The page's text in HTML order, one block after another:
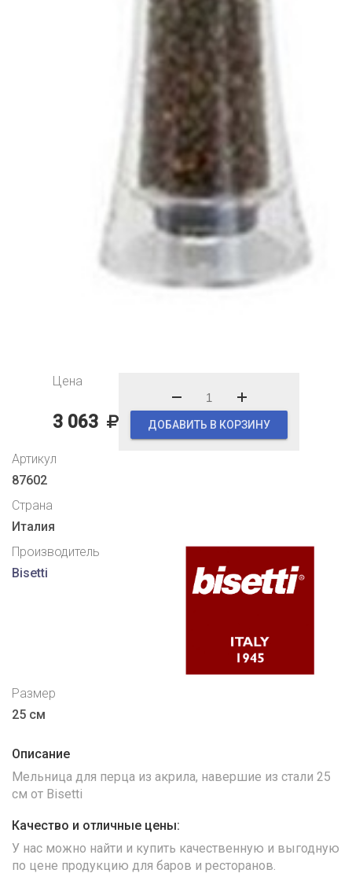
Цена
3 063 ДОБАВИТЬ В КОРЗИНУ
Артикул
87602
Страна
Италия
Производитель
Bisetti
Размер
25 см
Описание
Мельница для перца из акрила, навершие из стали 25
см от Bisetti
Качество и отличные цены:
У нас можно найти и купить качественную и выгодную
по цене продукцию для баров и ресторанов.